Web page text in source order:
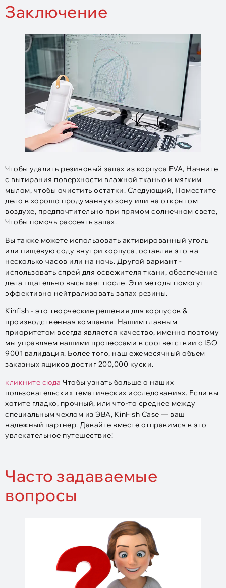
Заключение
Чтобы удалить резиновый запах из корпуса EVA, Начните
с вытирания поверхности влажной тканью и мягким
мылом, чтобы очистить остатки. Следующий, Поместите
дело в хорошо продуманную зону или на открытом
воздухе, предпочтительно при прямом солнечном свете,
Чтобы помочь рассеять запах.
Вы также можете использовать активированный уголь
или пищевую соду внутри корпуса, оставляя это на
несколько часов или на ночь. Другой вариант -
использовать спрей для освежителя ткани, обеспечение
дела тщательно высыхает после. Эти методы помогут
эффективно нейтрализовать запах резины.
Kinfish - это творческие решения для корпусов &
производственная компания. Нашим главным
приоритетом всегда является качество, именно поэтому
мы управляем нашими процессами в соответствии с ISO
9001 валидация. Более того, наш ежемесячный объем
заказных ящиков достиг 200,000 куски.
кликните сюда Чтобы узнать больше о наших
пользовательских тематических исследованиях. Если вы
хотите гладко, прочный, или что-то среднее между
специальным чехлом из ЭВА, KinFish Case — ваш
надежный партнер. Давайте вместе отправимся в это
увлекательное путешествие!
Часто задаваемые
вопросы